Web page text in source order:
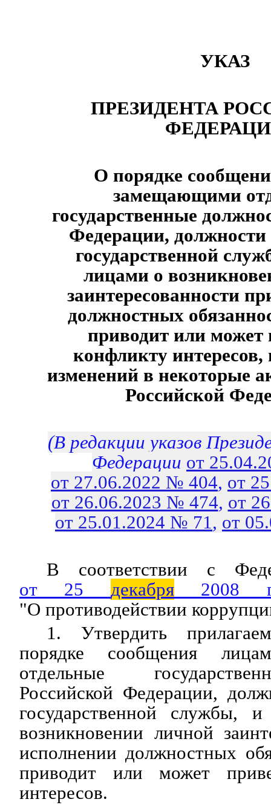
УКАЗ
ПРЕЗИДЕНТА
О порядке
замещающими
государственные
Федерации, должности
государственной
лицами о
заинтересованности
должностных
приводит или может
конфликту интересов,
изменений в некоторые
Российской
(В редакции указов
Федерации от
от 27.06.2022 № 404, от
от 26.06.2023 № 474, от
от 25.01.2024 № 71, от
В соответствии с
от 25 декабря2008
"О противодействии
1. Утвердить
порядке сообщения
отдельные
Российской Федерации,
государственной
возникновении личной
исполнении должностных
приводит или может
интересов.